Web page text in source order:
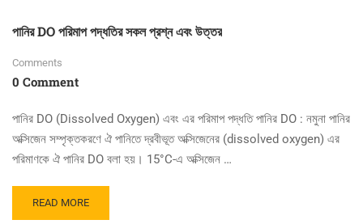
সম্পর্কিত
আলোচনা
এরং
প্রশ্নের
পানির DO পরিমাপ পদ্ধতির সকল প্রশ্ন এবং উত্তর
Comments
0 Comment
পানির DO (Dissolved Oxygen) এবং এর পরিমাপ পদ্ধতি পানির DO : নমুনা পানির
অক্সিজেন সম্পৃক্তকরণে ঐ পানিতে দ্রবীভূত অক্সিজেনের (dissolved oxygen) এর
পরিমাণকে ঐ পানির DO বলা হয়। 15°C-এ অক্সিজেন …
READ
MORE
READ MORE